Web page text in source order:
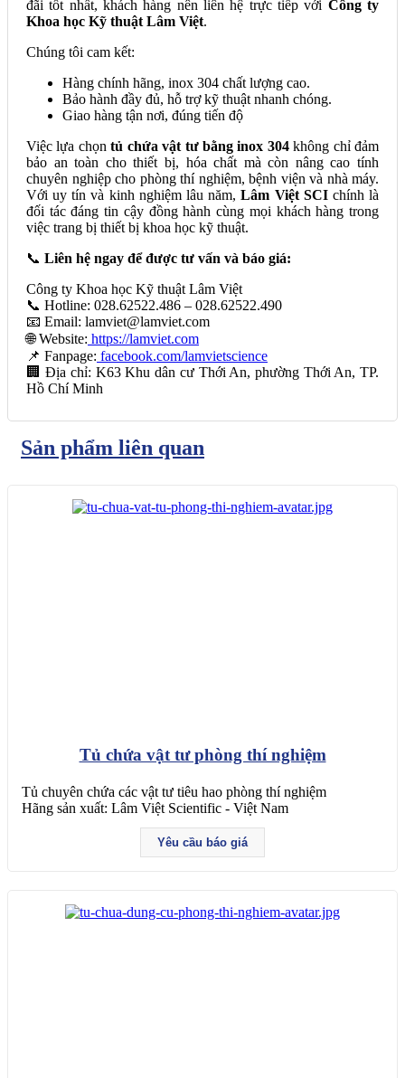
đãi tốt nhất, khách hàng nên liên hệ trực tiếp với Công ty
Khoa học Kỹ thuật Lâm Việt.
Chúng tôi cam kết:
Hàng chính hãng, inox 304 chất lượng cao.
Bảo hành đầy đủ, hỗ trợ kỹ thuật nhanh chóng.
Giao hàng tận nơi, đúng tiến độ
Việc lựa chọntủ chứa vật tư bằng inox 304không chỉ đảm
bảo an toàn cho thiết bị, hóa chất mà còn nâng cao tính
chuyên nghiệp cho phòng thí nghiệm, bệnh viện và nhà máy.
Với uy tín và kinh nghiệm lâu năm,Lâm Việt SCIchính là
đối tác đáng tin cậy đồng hành cùng mọi khách hàng trong
việc trang bị thiết bị khoa học kỹ thuật.
📞 Liên hệ ngay để được tư vấn và báo giá:
Công ty Khoa học Kỹ thuật Lâm Việt
📞 Hotline: 028.62522.486 – 028.62522.490
📧 Email: lamviet@lamviet.com
🌐 Website: https://lamviet.com
📌 Fanpage: facebook.com/lamvietscience
🏢 Địa chỉ: K63 Khu dân cư Thới An, phường Thới An, TP.
Hồ Chí Minh
Tủ chứa vật tư phòng thí nghiệm
Tủ chuyên chứa các vật tư tiêu hao phòng thí nghiệm
Hãng sản xuất: Lâm Việt Scientific - Việt Nam
Yêu cầu báo giá